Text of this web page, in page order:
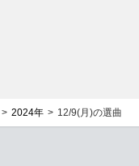
2024年 12/9(月)の選曲